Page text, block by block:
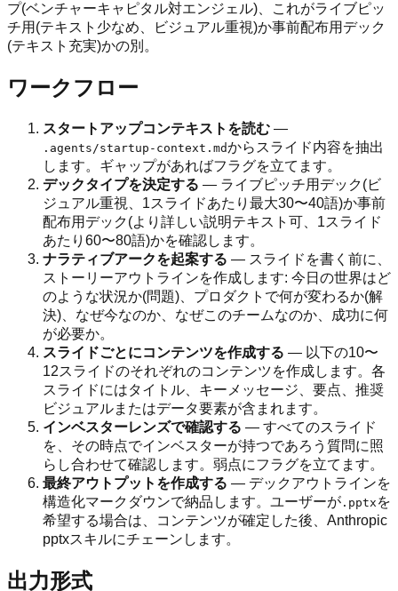
プ(ベンチャーキャピタル対エンジェル)、これがライブピッ
チ用(テキスト少なめ、ビジュアル重視)か事前配布用デック
(テキスト充実)かの別。
ワークフロー
スタートアップコンテキストを読む —
.agents/startup-context.mdからスライド内容を抽出
します。ギャップがあればフラグを立てます。
デックタイプを決定する — ライブピッチ用デック(ビ
ジュアル重視、1スライドあたり最大30〜40語)か事前
配布用デック(より詳しい説明テキスト可、1スライド
あたり60〜80語)かを確認します。
ナラティブアークを起案する — スライドを書く前に、
ストーリーアウトラインを作成します: 今日の世界はど
のような状況か(問題)、プロダクトで何が変わるか(解
決)、なぜ今なのか、なぜこのチームなのか、成功に何
が必要か。
スライドごとにコンテンツを作成する — 以下の10〜
12スライドのそれぞれのコンテンツを作成します。各
スライドにはタイトル、キーメッセージ、要点、推奨
ビジュアルまたはデータ要素が含まれます。
インベスターレンズで確認する — すべてのスライド
を、その時点でインベスターが持つであろう質問に照
らし合わせて確認します。弱点にフラグを立てます。
最終アウトプットを作成する — デックアウトラインを
構造化マークダウンで納品します。ユーザーが .pptx を
希望する場合は、コンテンツが確定した後、Anthropic
pptxスキルにチェーンします。
出力形式